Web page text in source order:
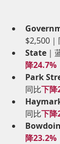
$2,500｜
State ｜
降24.7%
Park
同比下降
同比下降
Bowdoin
降23.2%